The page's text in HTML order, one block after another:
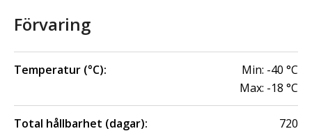
Förvaring
Temperatur (°C): Min: -40 °C
Max: -18 °C
Total hållbarhet (dagar): 720